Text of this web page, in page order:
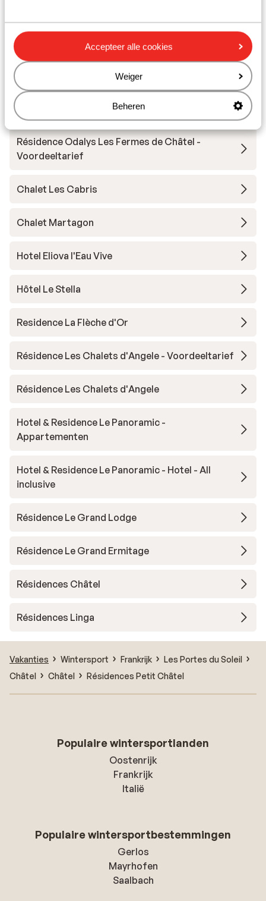
Accepteer alle cookies
Weiger
Beheren
Andere accommodaties in Châtel
Résidence Odalys Les Fermes de Châtel
Résidence Odalys Les Fermes de Châtel -
Voordeeltarief
Chalet Les Cabris
Chalet Martagon
Hotel Eliova l'Eau Vive
Hôtel Le Stella
Residence La Flèche d'Or
Résidence Les Chalets d'Angele - Voordeeltarief
Résidence Les Chalets d'Angele
Hotel & Residence Le Panoramic -
Appartementen
Hotel & Residence Le Panoramic - Hotel - All
inclusive
Résidence Le Grand Lodge
Résidence Le Grand Ermitage
Résidences Châtel
Résidences Linga
Vakanties Wintersport Frankrijk
Les Portes du Soleil
Châtel
Châtel Résidences Petit Châtel
Populaire wintersportlanden
Oostenrijk
Frankrijk
Italië
Populaire wintersportbestemmingen
Gerlos
Mayrhofen
Saalbach